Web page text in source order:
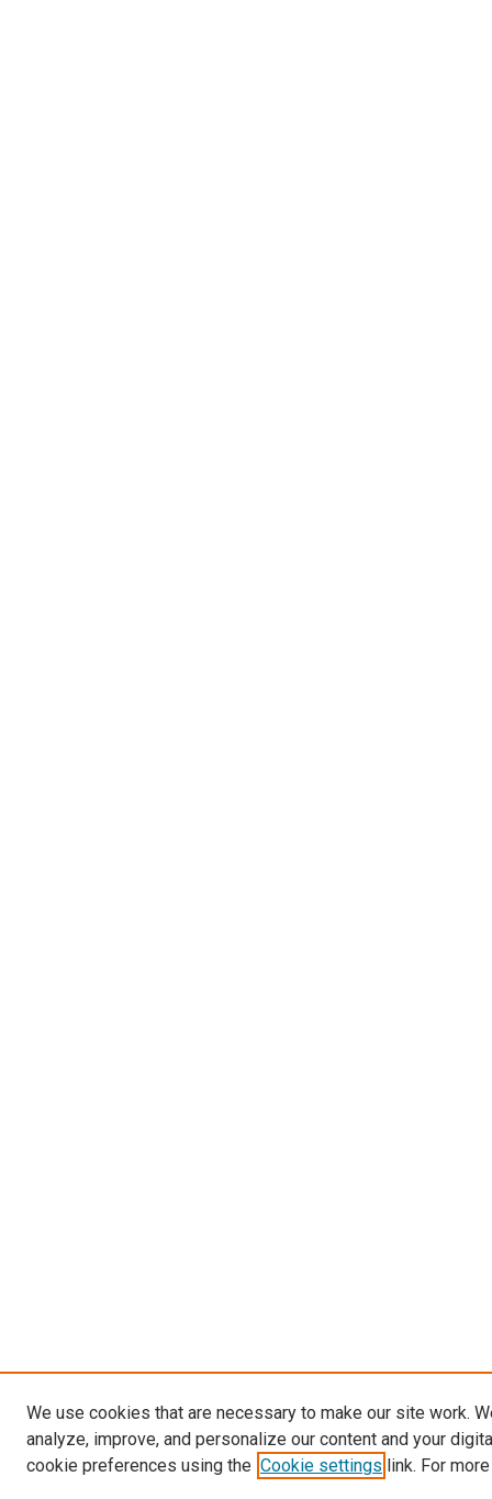
We use cookies that are necessary to make our site work.
analyze, improve, and personalize our content and your
cookie preferences using the Cookie settings link. For